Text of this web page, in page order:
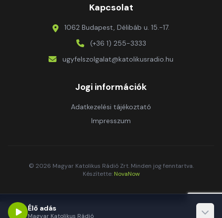
Kapcsolat
1062 Budapest, Délibáb u. 15.-17.
(+36 1) 255-3333
ugyfelszolgalat@katolikusradio.hu
Jogi információk
Adatkezelési tájékoztató
Impresszum
© 2026 Magyar Katolikus Rádió Zrt. Minden jog fenntartva.
Készítette: NovaNow
Élő adás
Magyar Katolikus Rádió